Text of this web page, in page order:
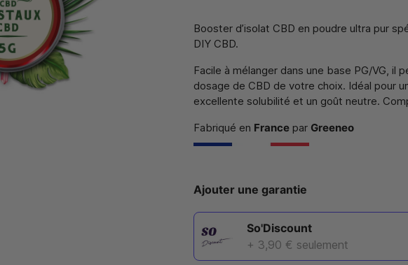
Booster d’isolat CBD en poudre ultra pur
DIY CBD.
Facile à mélanger dans une base PG/VG,
dosage de CBD de votre choix. Idéal pour
excellente solubilité et un goût neutre.
Fabriqué en Francepar Greeneo
Ajouter une garantie
So'Discount
+ 3,90 € seulement